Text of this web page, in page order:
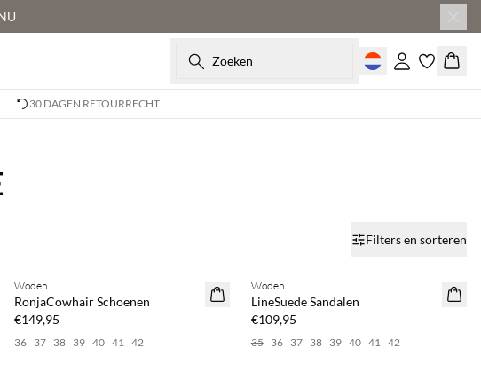
Zoeken Inloggen
30 DAGEN RETOURRECHT
Filters en sorteren
Woden
RonjaCowhair Schoenen
€149,95
36 37 38 39 40 41 42
Woden
LineSuede Sandalen
€109,95
35 36 37 38 39 40 41 42